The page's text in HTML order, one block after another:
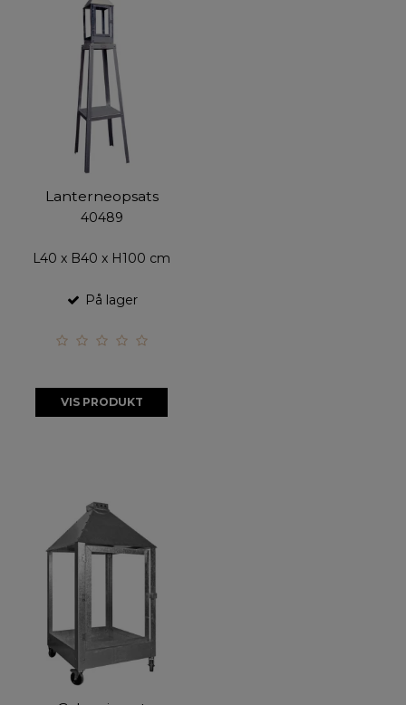
Lanterneopsats
40489
L40 x B40 x H100 cm
På lager
VIS PRODUKT